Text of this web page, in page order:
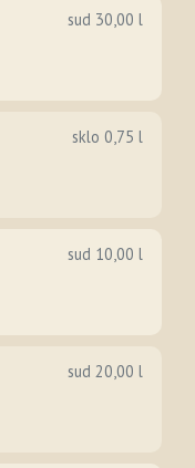
sud 30,00 l
sklo 0,75 l
sud 10,00 l
sud 20,00 l